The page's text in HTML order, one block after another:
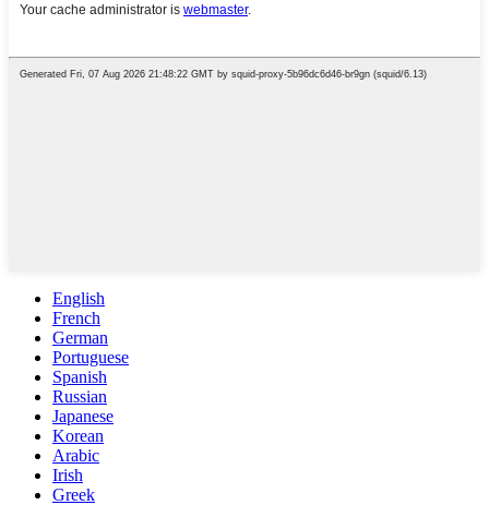
English
French
German
Portuguese
Spanish
Russian
Japanese
Korean
Arabic
Irish
Greek